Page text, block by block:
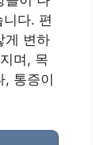
다. 편
게 변하
며, 목
, 통증이